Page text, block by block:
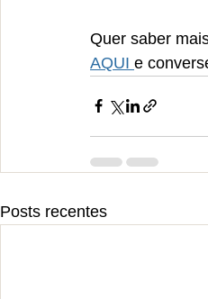
Quer saber
AQUI e
Posts recentes